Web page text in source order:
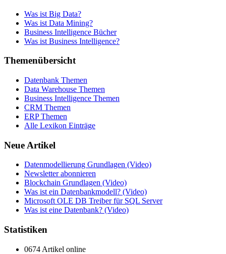
Was ist Big Data?
Was ist Data Mining?
Business Intelligence Bücher
Was ist Business Intelligence?
Themenübersicht
Datenbank Themen
Data Warehouse Themen
Business Intelligence Themen
CRM Themen
ERP Themen
Alle Lexikon Einträge
Neue Artikel
Datenmodellierung Grundlagen (Video)
Newsletter abonnieren
Blockchain Grundlagen (Video)
Was ist ein Datenbankmodell? (Video)
Microsoft OLE DB Treiber für SQL Server
Was ist eine Datenbank? (Video)
Statistiken
0674 Artikel online